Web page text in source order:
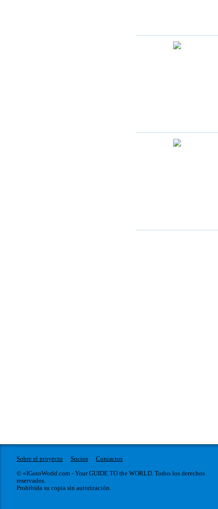
Sobre el proyecto Socios
Contactos
© «IGotoWorld.com - Your GUIDE TO the WORLD. Todos los derechos
reservados.
Prohibida su copia sin autorización.